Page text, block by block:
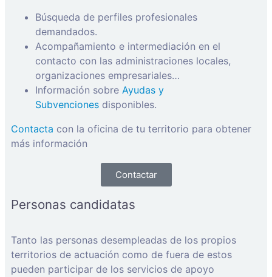
Búsqueda de perfiles profesionales
demandados.
Acompañamiento e intermediación en el
contacto con las administraciones locales,
organizaciones empresariales…
Información sobre Ayudas y
Subvenciones disponibles.
Contacta con la oficina de tu territorio para obtener
más información
Contactar
Personas candidatas
Tanto las personas desempleadas de los propios
territorios de actuación como de fuera de estos
pueden participar de los servicios de apoyo